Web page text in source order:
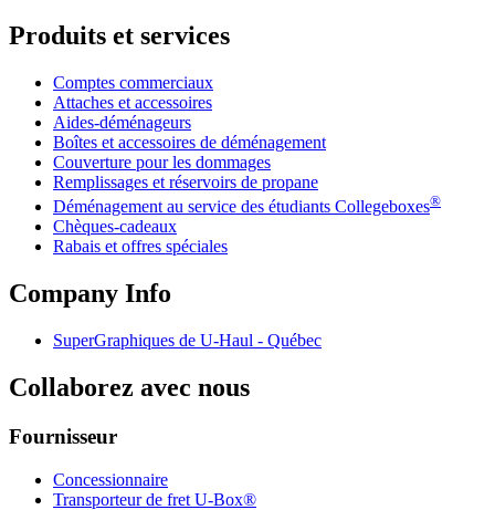
Produits et services
Comptes commerciaux
Attaches et accessoires
Aides-déménageurs
Boîtes et accessoires de déménagement
Couverture pour les dommages
Remplissages et réservoirs de propane
Déménagement au service des étudiants Collegeboxes®
Chèques-cadeaux
Rabais et offres spéciales
Company Info
SuperGraphiques de U-Haul - Québec
Collaborez avec nous
Fournisseur
Concessionnaire
Transporteur de fret U-Box®